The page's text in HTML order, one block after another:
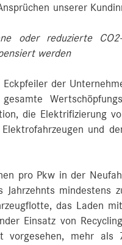
unserer
oder reduzierte
werden
der
die Elektrifizierung
und
pro Pkw in der
mindestens
das Laden
Einsatz von
vorgesehen, mehr als